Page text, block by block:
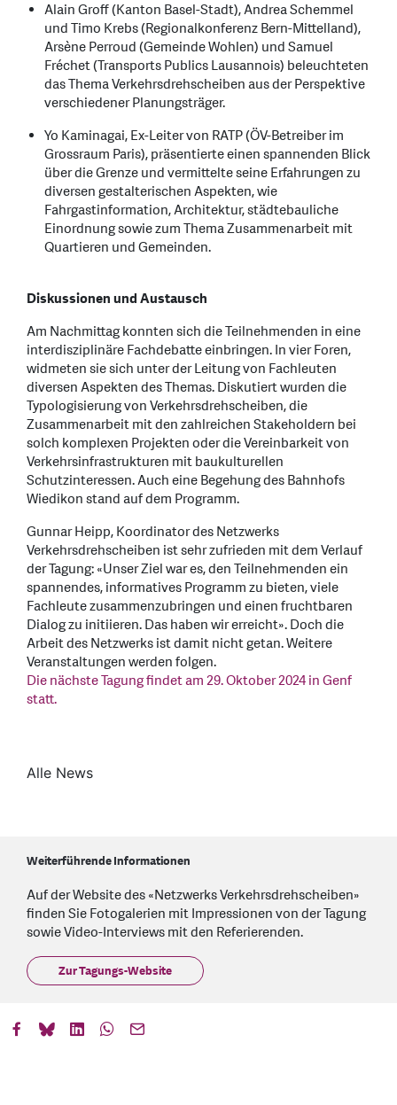
Alain Groff (Kanton Basel-Stadt), Andrea Schemmel
und Timo Krebs (Regionalkonferenz Bern-Mittelland),
Arsène Perroud (Gemeinde Wohlen) und Samuel
Fréchet (Transports Publics Lausannois) beleuchteten
das Thema Verkehrsdrehscheiben aus der Perspektive
verschiedener Planungsträger.
Yo Kaminagai, Ex-Leiter von RATP (ÖV-Betreiber im
Grossraum Paris), präsentierte einen spannenden Blick
über die Grenze und vermittelte seine Erfahrungen zu
diversen gestalterischen Aspekten, wie
Fahrgastinformation, Architektur, städtebauliche
Einordnung sowie zum Thema Zusammenarbeit mit
Quartieren und Gemeinden.
Diskussionen und Austausch
Am Nachmittag konnten sich die Teilnehmenden in eine
interdisziplinäre Fachdebatte einbringen. In vier Foren,
widmeten sie sich unter der Leitung von Fachleuten
diversen Aspekten des Themas. Diskutiert wurden die
Typologisierung von Verkehrsdrehscheiben, die
Zusammenarbeit mit den zahlreichen Stakeholdern bei
solch komplexen Projekten oder die Vereinbarkeit von
Verkehrsinfrastrukturen mit baukulturellen
Schutzinteressen. Auch eine Begehung des Bahnhofs
Wiedikon stand auf dem Programm.
Gunnar Heipp, Koordinator des Netzwerks
Verkehrsdrehscheiben ist sehr zufrieden mit dem Verlauf
der Tagung: «Unser Ziel war es, den Teilnehmenden ein
spannendes, informatives Programm zu bieten, viele
Fachleute zusammenzubringen und einen fruchtbaren
Dialog zu initiieren. Das haben wir erreicht». Doch die
Arbeit des Netzwerks ist damit nicht getan. Weitere
Veranstaltungen werden folgen.
Die nächste Tagung findet am 29. Oktober 2024 in Genf
statt.
Alle News
Weiterführende Informationen
Auf der Website des «Netzwerks Verkehrsdrehscheiben»
finden Sie Fotogalerien mit Impressionen von der Tagung
sowie Video-Interviews mit den Referierenden.
Zur Tagungs-Website